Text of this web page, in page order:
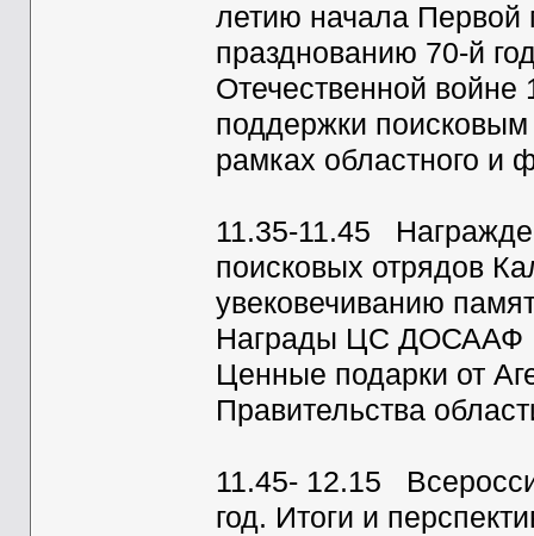
летию начала Первой
празднованию 70-й
Отечественной войне
поддержки
рамках областного и
11.35-11.45
поисковых отрядов
увековечиванию
Награды ЦС ДОСААФ
Ценные подарки от
Правительства
11.45- 12.15
год. Итоги и